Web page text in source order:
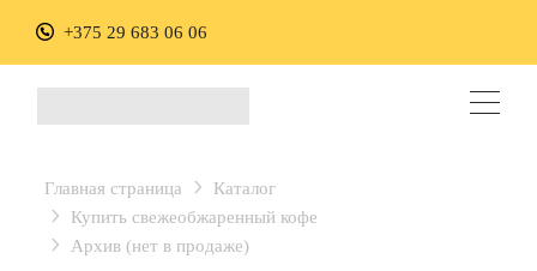
+375 29 683 06 06
Главная страница
Каталог
Купить свежеобжаренный кофе
Архив (нет в продаже)